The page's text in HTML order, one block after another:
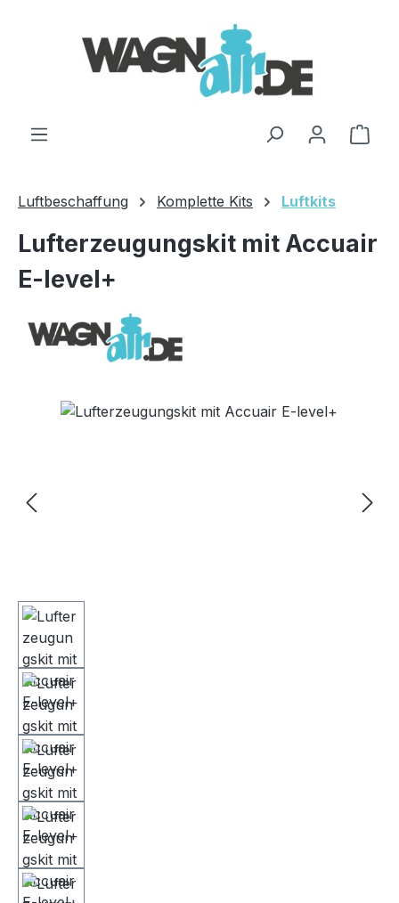
Luftbeschaffung Komplette Kits Luftkits
Lufterzeugungskit mit Accuair
E-level+
Bildergalerie überspringen